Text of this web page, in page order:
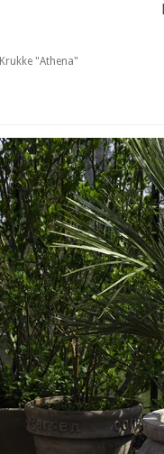
Krukke "Athena"